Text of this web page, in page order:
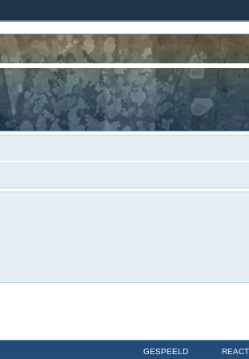
GESPEELD